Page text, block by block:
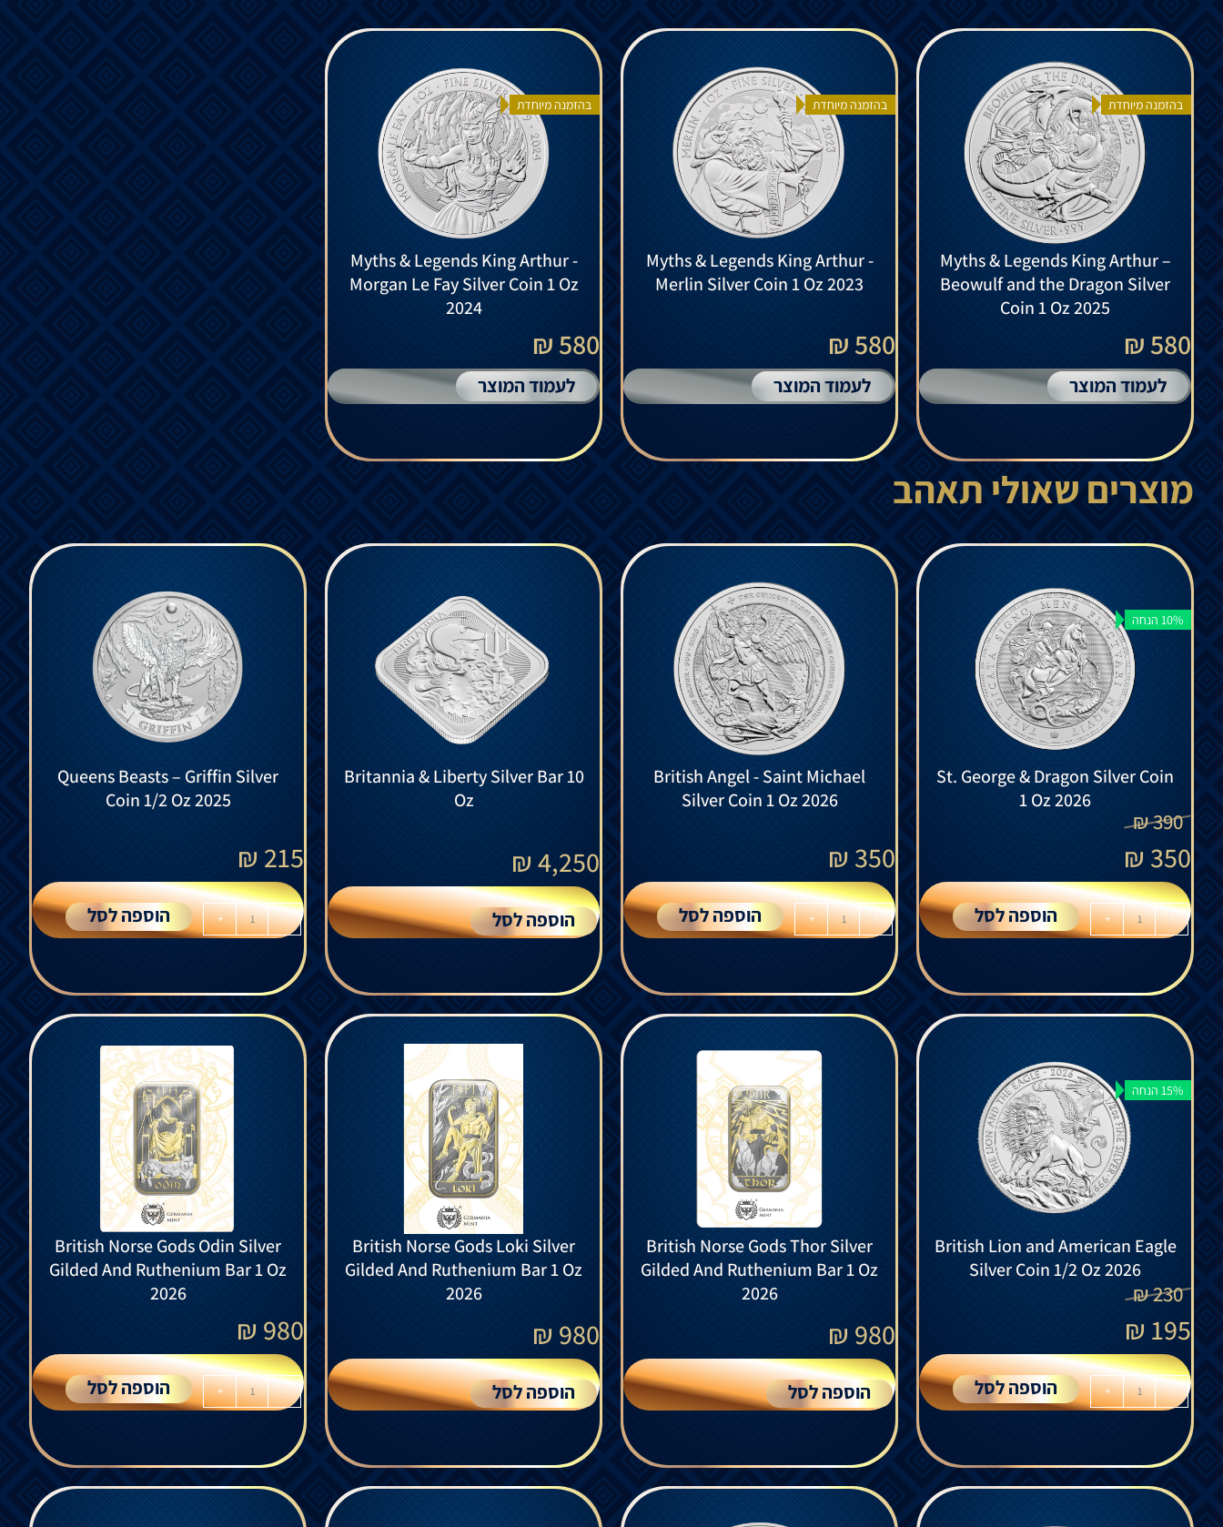
בהזמנה מיוחדת
Myths & Legends King Arthur –
Beowulf and the Dragon Silver
Coin 1 Oz 2025
580 ₪
לעמוד המוצר
בהזמנה מיוחדת
Myths & Legends King Arthur -
Merlin Silver Coin 1 Oz 2023
580 ₪
לעמוד המוצר
בהזמנה מיוחדת
Myths & Legends King Arthur -
Morgan Le Fay Silver Coin 1 Oz
2024
580 ₪
לעמוד המוצר
מוצרים שאולי תאהב
10% הנחה
St. George & Dragon Silver Coin
1 Oz 2026
390
₪
350
₪
-
+ הוספה לסל
British Angel - Saint Michael
Silver Coin 1 Oz 2026
350
₪
-
+ הוספה לסל
Britannia & Liberty Silver Bar 10
Oz
4,250
₪
הוספה לסל
Queens Beasts – Griffin Silver
Coin 1/2 Oz 2025
215
₪
-
+ הוספה לסל
15% הנחה
British Lion and American Eagle
Silver Coin 1/2 Oz 2026
230
₪
195
₪
-
+ הוספה לסל
British Norse Gods Thor Silver
Gilded And Ruthenium Bar 1 Oz
2026
980
₪
הוספה לסל
British Norse Gods Loki Silver
Gilded And Ruthenium Bar 1 Oz
2026
980
₪
הוספה לסל
British Norse Gods Odin Silver
Gilded And Ruthenium Bar 1 Oz
2026
980
₪
-
+ הוספה לסל